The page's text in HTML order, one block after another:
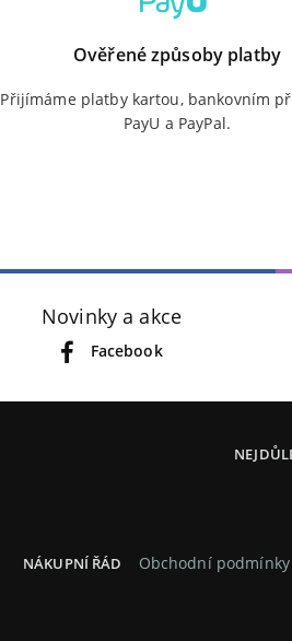
Ověřené způsoby platby
Přijímáme platby kartou, bankovním
PayU a PayPal.
Novinky a akce
Facebook
NÁKUPNÍ ŘÁD Obchodní podmínky